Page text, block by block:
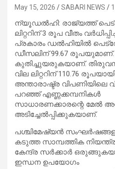
May 15, 2026 SABARI NEWS
ന്യൂഡൽഹി: രാജ്യത്ത്
ലിറ്ററിന് 3 രൂപ വീതം
പ്രകാരം ഡൽഹിയിൽ
ഡീസലിന് 99.67 രൂപയുമാണ്.
കുതിച്ചുയരുകയാണ്.
വില ലിറ്ററിന് 110.76
അന്താരാഷ്ട്ര വിപണിയിലെ
പറഞ്ഞ് എണ്ണക്കമ്പനികൾ
സാധാരണക്കാരന്റെ മേൽ
അടിച്ചേൽപ്പിക്കുകയാണ്.
പശ്ചിമേഷ്യൻ
കടുത്ത സാമ്പത്തിക
കേന്ദ്ര സർക്കാർ
ഇന്ധന ഉപയോഗം